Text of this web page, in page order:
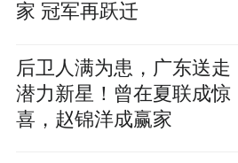
家 冠军再跃迁
后卫人满为患，广东送走
潜力新星！曾在夏联成惊
喜，赵锦洋成赢家